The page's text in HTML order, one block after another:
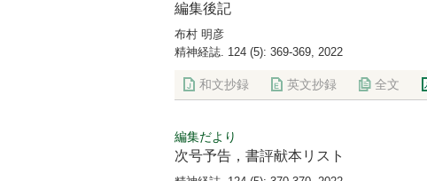
編集後記
布村 明彦
精神経誌. 124 (5): 369-369, 2022
和文抄録 英文抄録 全文
編集だより
次号予告，書評献本リスト